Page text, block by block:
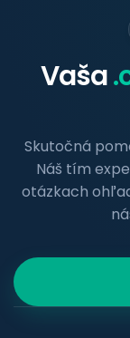
Vaša
Skutočná
Náš tím
otázkach